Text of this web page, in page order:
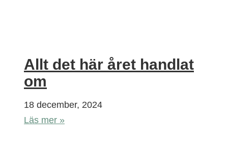
Allt det här året handlat
om
18 december, 2024
Läs mer »